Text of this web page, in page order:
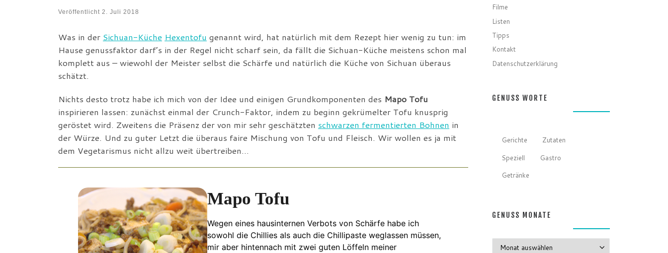
Veröffentlicht 2. Juli 2018
Was in der Sichuan-Küche Hexentofu genannt wird, hat natürlich mit dem Rezept hier wenig zu tun: im
Hause genussfaktor darf’s in der Regel nicht scharf sein, da fällt die Sichuan-Küche meistens schon mal
komplett aus – wiewohl der Meister selbst die Schärfe und natürlich die Küche von Sichuan überaus
schätzt.
Nichts desto trotz habe ich mich von der Idee und einigen Grundkomponenten des Mapo Tofu
inspirieren lassen: zunächst einmal der Crunch-Faktor, indem zu beginn gekrümelter Tofu knusprig
geröstet wird. Zweitens die Präsenz der von mir sehr geschätzten schwarzen fermentierten Bohnen in
der Würze. Und zu guter Letzt die überaus faire Mischung von Tofu und Fleisch. Wir wollen es ja mit
dem Vegetarismus nicht allzu weit übertreiben…
Mapo Tofu
Wegen eines hausinternen Verbots von Schärfe habe ich
sowohl die Chillies als auch die Chillipaste weglassen müssen,
mir aber hintennach mit zwei guten Löffeln meiner
Filme
Listen
Tipps
Kontakt
Datenschutzerklärung
GENUSS WORTE
Gerichte
Zutaten
Speziell
Gastro
Getränke
GENUSS MONATE